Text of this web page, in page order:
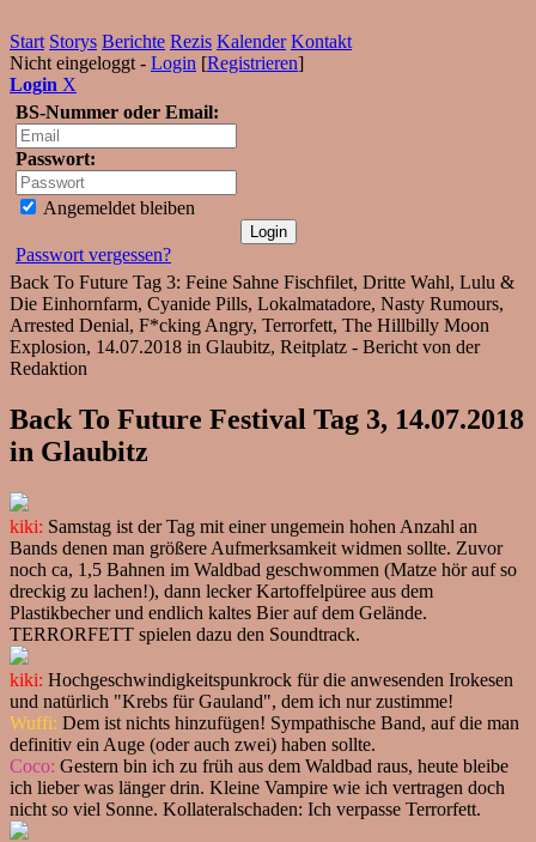
Start Storys Berichte Rezis Kalender Kontakt
Nicht eingeloggt - Login [Registrieren]
Login X
BS-Nummer oder Email:
Passwort:
Angemeldet bleiben
Passwort vergessen?
Back To Future Tag 3: Feine Sahne Fischfilet, Dritte Wahl, Lulu &
Die Einhornfarm, Cyanide Pills, Lokalmatadore, Nasty Rumours,
Arrested Denial, F*cking Angry, Terrorfett, The Hillbilly Moon
Explosion, 14.07.2018 in Glaubitz, Reitplatz - Bericht von der
Redaktion
Back To Future Festival Tag 3, 14.07.2018
in Glaubitz
kiki: Samstag ist der Tag mit einer ungemein hohen Anzahl an
Bands denen man größere Aufmerksamkeit widmen sollte. Zuvor
noch ca, 1,5 Bahnen im Waldbad geschwommen (Matze hör auf so
dreckig zu lachen!), dann lecker Kartoffelpüree aus dem
Plastikbecher und endlich kaltes Bier auf dem Gelände.
TERRORFETT spielen dazu den Soundtrack.
kiki: Hochgeschwindigkeitspunkrock für die anwesenden Irokesen
und natürlich "Krebs für Gauland", dem ich nur zustimme!
Wuffi: Dem ist nichts hinzufügen! Sympathische Band, auf die man
definitiv ein Auge (oder auch zwei) haben sollte.
Coco: Gestern bin ich zu früh aus dem Waldbad raus, heute bleibe
ich lieber was länger drin. Kleine Vampire wie ich vertragen doch
nicht so viel Sonne. Kollateralschaden: Ich verpasse Terrorfett.